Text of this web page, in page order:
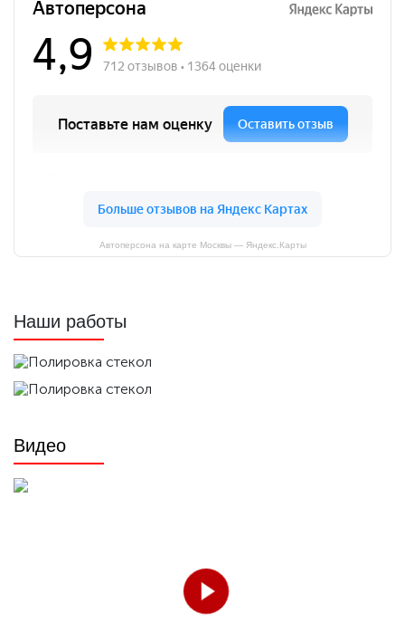
Автоперсона на карте Москвы — Яндекс.Карты
Наши работы
Видео